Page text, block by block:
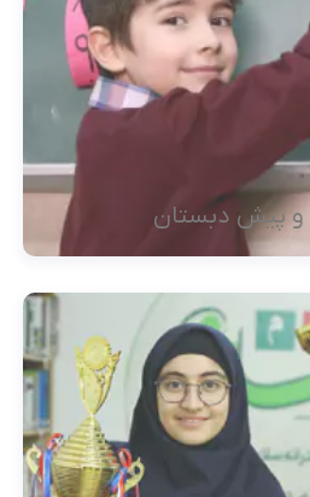
و پیش دبستان